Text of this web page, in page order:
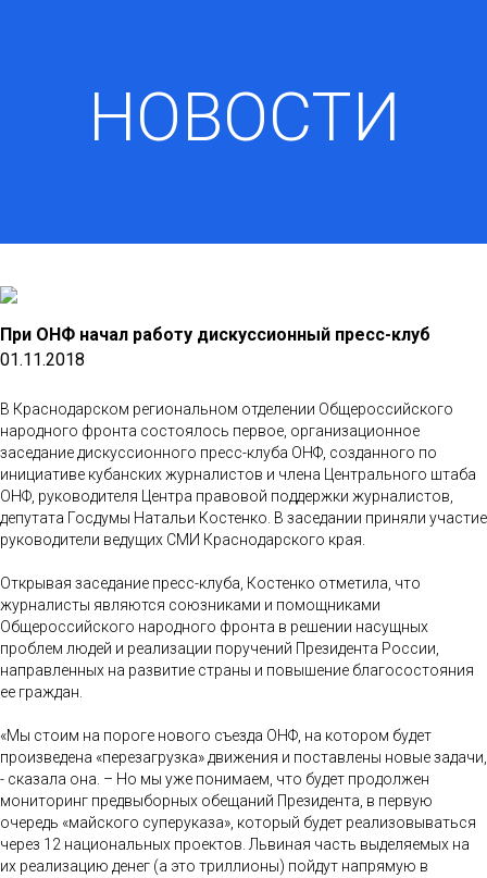
НОВОСТИ
При ОНФ начал работу дискуссионный пресс-клуб
01.11.2018
В Краснодарском региональном отделении Общероссийского
народного фронта состоялось первое, организационное
заседание дискуссионного пресс-клуба ОНФ, созданного по
инициативе кубанских журналистов и члена Центрального штаба
ОНФ, руководителя Центра правовой поддержки журналистов,
депутата Госдумы Натальи Костенко. В заседании приняли участие
руководители ведущих СМИ Краснодарского края.
Открывая заседание пресс-клуба, Костенко отметила, что
журналисты являются союзниками и помощниками
Общероссийского народного фронта в решении насущных
проблем людей и реализации поручений Президента России,
направленных на развитие страны и повышение благосостояния
ее граждан.
«Мы стоим на пороге нового съезда ОНФ, на котором будет
произведена «перезагрузка» движения и поставлены новые задачи,
- сказала она. – Но мы уже понимаем, что будет продолжен
мониторинг предвыборных обещаний Президента, в первую
очередь «майского суперуказа», который будет реализовываться
через 12 национальных проектов. Львиная часть выделяемых на
их реализацию денег (а это триллионы) пойдут напрямую в